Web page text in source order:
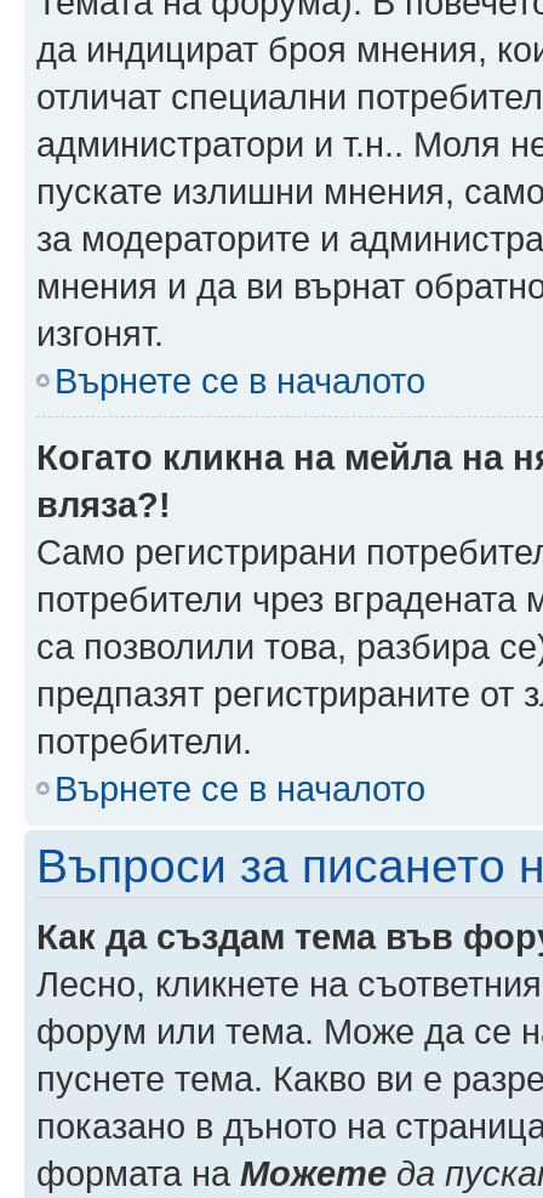
да индицират броя мнения,
отличат специални
администратори и т.н.. Моля
пускате излишни мнения,
за модераторите и
мнения и да ви върнат
изгонят.
Върнете се в началото
Когато кликна на мейла на
вляза?!
Само регистрирани
потребители чрез
са позволили това, разбира
предпазят регистрираните от
потребители.
Върнете се в началото
Въпроси за писането
Как да създам тема във
Лесно, кликнете на
форум или тема. Може да се
пуснете тема. Какво ви е
показано в дъното на
формата на Можете да